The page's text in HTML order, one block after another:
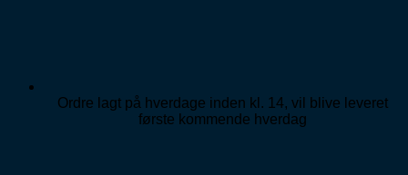
Ordre lagt på hverdage inden kl. 14, vil blive leveret
første kommende hverdag